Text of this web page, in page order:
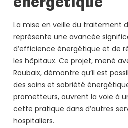
Mot de passe
La mise en veille du traitement
représente une avancée
d’efficience énergétique et de
les hôpitaux. Ce projet, mené
Roubaix, démontre qu’il est
des soins et sobriété
prometteurs, ouvrent la voie à
cette pratique dans d’autres
hospitaliers.